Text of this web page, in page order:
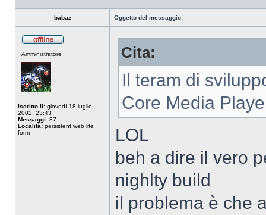
babaz Oggetto del messaggio:
Amministratore
Iscritto il: giovedì 18 luglio
2002, 23:43
Messaggi: 87
Località: persistent web life
form
Cita:
Il teram di
Core Media
LOL
beh a dire il vero
nighlty build
il problema è che